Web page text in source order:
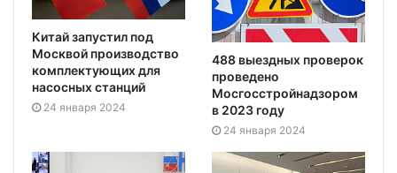
Китай запустил под
Москвой производство
комплектующих для
насосных станций
24 января 2024
488 выездных проверок
проведено
Мосгосстройнадзором
в 2023 году
24 января 2024